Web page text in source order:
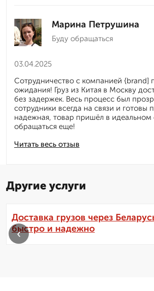
Марина Петрушина
Буду обращаться
03.04.2025
Читать весь отзыв
Сотрудничество с компанией {brand]
ожидания! Груз из Китая в Москву
без задержек. Весь процесс был
сотрудники всегда на связи и готовы
надежная, товар пришёл в идеальном
обращаться еще!
Другие услуги
Доставка грузов через
быстро и надежно
‹